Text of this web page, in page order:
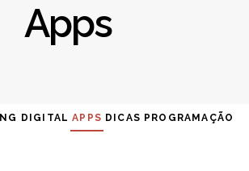
Apps
DIGITAL APPS DICAS PROGRAMAÇÃO